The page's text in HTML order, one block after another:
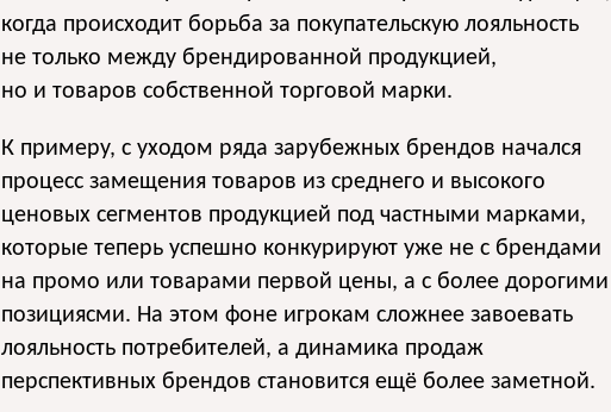
когда происходит борьба за покупательскую лояльность
не только между брендированной продукцией,
но и товаров собственной торговой марки.
К примеру, с уходом ряда зарубежных брендов начался
процесс замещения товаров из среднего и высокого
ценовых сегментов продукцией под частными марками,
которые теперь успешно конкурируют уже не с брендами
на промо или товарами первой цены, а с более дорогими
позициясми. На этом фоне игрокам сложнее завоевать
лояльность потребителей, а динамика продаж
перспективных брендов становится ещё более заметной.